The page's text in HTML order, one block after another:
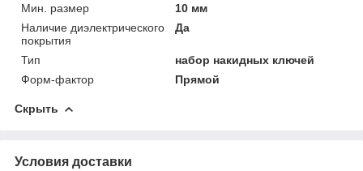
Мин. размер
10 мм
Наличие диэлектрического
покрытия
Да
Тип
набор накидных ключей
Форм-фактор
Прямой
Скрыть
Условия доставки